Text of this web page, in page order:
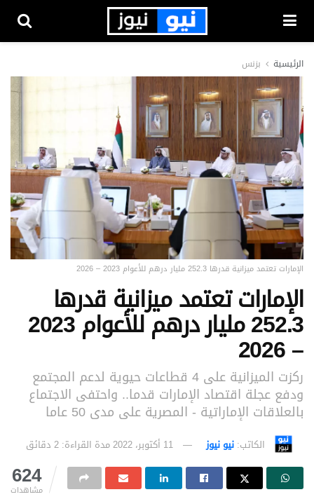
الرئيسية بزنس
الإمارات تعتمد ميزانية قدرها 252.3 مليار درهم للأعوام 2023 – 2026
الإمارات تعتمد ميزانية قدرها
252.3 مليار درهم للأعوام 2023
– 2026
ركزت الميزانية على 4 قطاعات حيوية لدعم المجتمع
ودفع عجلة اقتصاد الإمارات قدما.. واحتفى الاجتماع
بالعلاقات الإماراتية - المصرية على مدى 50 عاما
الكاتب: نيو نيوز 11 أكتوبر، 2022 مدة القراءة: 2 دقائق
624
مشاهدات